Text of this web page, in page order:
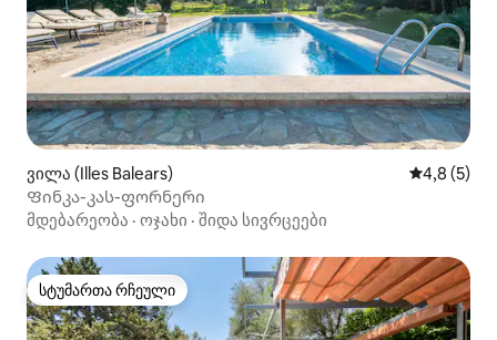
ვილა (Illes Balears) საშუალო
4,8 (5)
Ფინკა-კას-ფორნერი
მდებარეობა · ოჯახი · შიდა სივრცეები
სტუმართა რჩეული
სტუმართა რჩეული